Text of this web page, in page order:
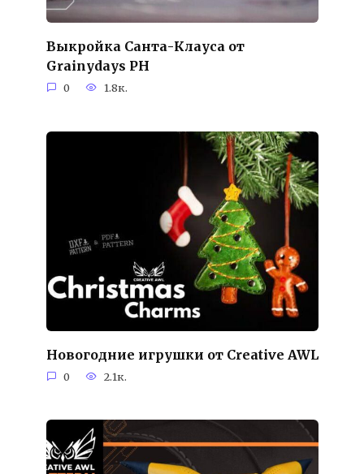
Выкройка Санта-Клауса от
Grainydays PH
0 1.8к.
Новогодние игрушки от Creative AWL
0 2.1к.